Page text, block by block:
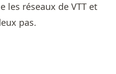
les réseaux de VTT et
pas.